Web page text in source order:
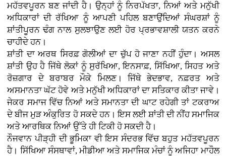
ਮਹੱਤਵਪੂਰਨ ਬਣ ਜਾਂਦੀ ਹੈ। ਉਨ੍ਹਾਂ ਨੂੰ ਨਿਰਪੱਖਤਾ, ਨਿਆਂ ਅਤੇ ਮਨੁੱਖੀ
ਅਧਿਕਾਰਾਂ ਦੀ ਰੱਖਿਆ ਨੂੰ ਆਪਣੀ ਪਹਿਲ ਬਣਾਉਂਦਿਆਂ ਸੰਘਰਸ਼ਾਂ ਨੂੰ
ਸ਼ਾਂਤੀਪੂਰਨ ਢੰਗ ਨਾਲ ਸੁਲਝਾਉਣ ਲਈ ਹੋਰ ਪ੍ਰਭਾਵਸ਼ਾਲੀ ਯਤਨ ਕਰਨੇ
ਚਾਹੀਦੇ ਹਨ।
ਸ਼ਾਂਤੀ ਦਾ ਅਰਥ ਸਿਰਫ਼ ਗੋਲੀਆਂ ਦਾ ਚੁੱਪ ਹੋ ਜਾਣਾ ਨਹੀਂ ਹੁੰਦਾ। ਅਸਲ
ਸ਼ਾਂਤੀ ਉਹ ਹੈ ਜਿੱਥੇ ਲੋਕਾਂ ਨੂੰ ਸੁਰੱਖਿਆ, ਇਨਸਾਫ਼, ਸਿੱਖਿਆ, ਸਿਹਤ ਅਤੇ
ਰੋਜ਼ਗਾਰ ਦੇ ਬਰਾਬਰ ਮੌਕੇ ਮਿਲਣ। ਜਿੱਥੇ ਭੇਦਭਾਵ, ਨਫ਼ਰਤ ਅਤੇ
ਅਸਮਾਨਤਾ ਘੱਟ ਹੋਵੇ ਅਤੇ ਮਨੁੱਖੀ ਅਧਿਕਾਰਾਂ ਦਾ ਸਤਿਕਾਰ ਕੀਤਾ ਜਾਵੇ।
ਜੇਕਰ ਸਮਾਜ ਵਿੱਚ ਨਿਆਂ ਅਤੇ ਸਮਾਨਤਾ ਦੀ ਘਾਟ ਰਹੇਗੀ ਤਾਂ ਟਕਰਾਅ
ਦੇ ਬੀਜ ਮੁੜ ਅੰਕੁਰਿਤ ਹੋ ਸਕਦੇ ਹਨ। ਇਸ ਲਈ ਸ਼ਾਂਤੀ ਦੀ ਨੀਂਹ ਸਮਾਜਿਕ
ਅਤੇ ਆਰਥਿਕ ਨਿਆਂ ਉੱਤੇ ਹੀ ਟਿਕੀ ਹੋ ਸਕਦੀ ਹੈ।
ਨੌਜਵਾਨ ਪੀੜ੍ਹੀ ਦੀ ਭੂਮਿਕਾ ਵੀ ਇਸ ਸੰਦਰਭ ਵਿੱਚ ਬਹੁਤ ਮਹੱਤਵਪੂਰਨ
ਹੈ। ਸਿੱਖਿਆ ਸੰਸਥਾਵਾਂ, ਮੀਡੀਆ ਅਤੇ ਸਮਾਜਿਕ ਮੰਚਾਂ ਨੂੰ ਅਜਿਹਾ ਮਾਹੌਲ